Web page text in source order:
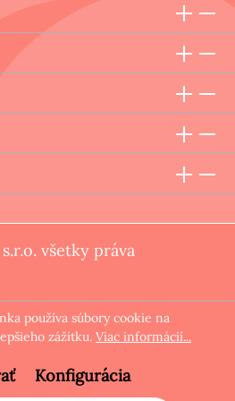
všetky práva
používa súbory cookie na
zážitku. Viac informácií...
Konfigurácia